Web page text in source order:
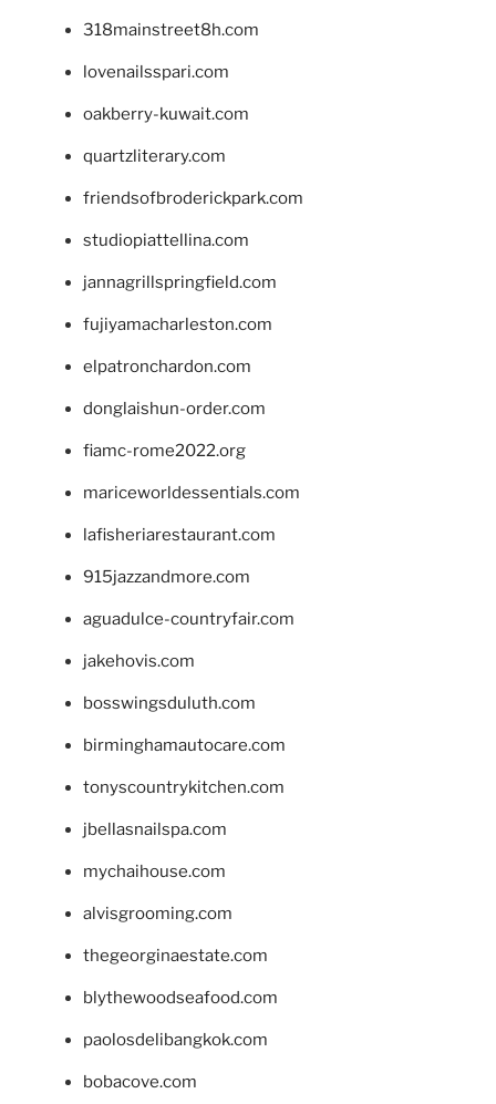
318mainstreet8h.com
lovenailsspari.com
oakberry-kuwait.com
quartzliterary.com
friendsofbroderickpark.com
studiopiattellina.com
jannagrillspringfield.com
fujiyamacharleston.com
elpatronchardon.com
donglaishun-order.com
fiamc-rome2022.org
mariceworldessentials.com
lafisheriarestaurant.com
915jazzandmore.com
aguadulce-countryfair.com
jakehovis.com
bosswingsduluth.com
birminghamautocare.com
tonyscountrykitchen.com
jbellasnailspa.com
mychaihouse.com
alvisgrooming.com
thegeorginaestate.com
blythewoodseafood.com
paolosdelibangkok.com
bobacove.com